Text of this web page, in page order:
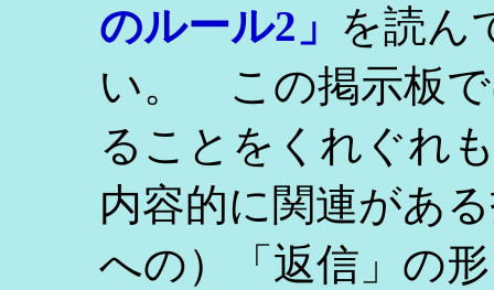
のルール2」 を読ん
い。 この掲示板で
ることをくれぐれ
内容的に関連があ
への）「返信」の